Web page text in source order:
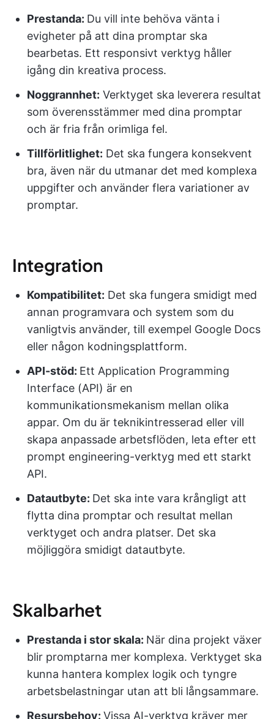
Prestanda: Du vill inte behöva vänta i
evigheter på att dina promptar ska
bearbetas. Ett responsivt verktyg håller
igång din kreativa process.
Noggrannhet: Verktyget ska leverera resultat
som överensstämmer med dina promptar
och är fria från orimliga fel.
Tillförlitlighet: Det ska fungera konsekvent
bra, även när du utmanar det med komplexa
uppgifter och använder flera variationer av
promptar.
Integration
Kompatibilitet: Det ska fungera smidigt med
annan programvara och system som du
vanligtvis använder, till exempel Google Docs
eller någon kodningsplattform.
API-stöd: Ett Application Programming
Interface (API) är en
kommunikationsmekanism mellan olika
appar. Om du är teknikintresserad eller vill
skapa anpassade arbetsflöden, leta efter ett
prompt engineering-verktyg med ett starkt
API.
Datautbyte: Det ska inte vara krångligt att
flytta dina promptar och resultat mellan
verktyget och andra platser. Det ska
möjliggöra smidigt datautbyte.
Skalbarhet
Prestanda i stor skala: När dina projekt växer
blir promptarna mer komplexa. Verktyget ska
kunna hantera komplex logik och tyngre
arbetsbelastningar utan att bli långsammare.
Resursbehov: Vissa AI-verktyg kräver mer